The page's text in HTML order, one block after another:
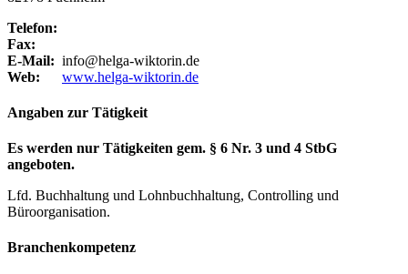
Telefon:
Fax:
E-Mail: info@helga-wiktorin.de
Web:
www.helga-wiktorin.de
Angaben zur Tätigkeit
Es werden nur Tätigkeiten gem. § 6 Nr. 3 und 4 StbG
angeboten.
Lfd. Buchhaltung und Lohnbuchhaltung, Controlling und
Büroorganisation.
Branchenkompetenz